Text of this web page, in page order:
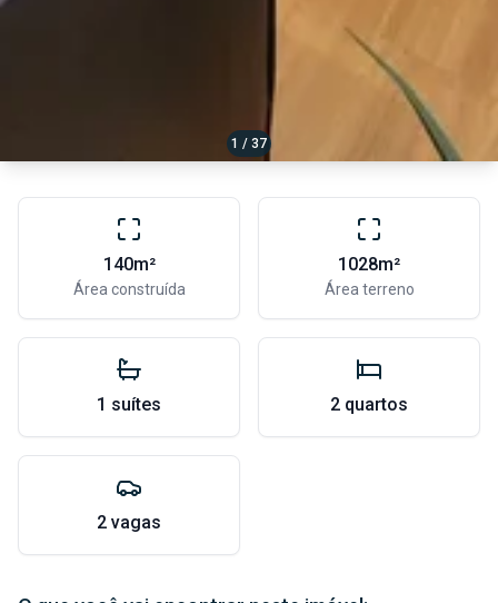
1 / 37
140m²
Área construída
1028m²
Área terreno
1 suítes 2 quartos
2 vagas